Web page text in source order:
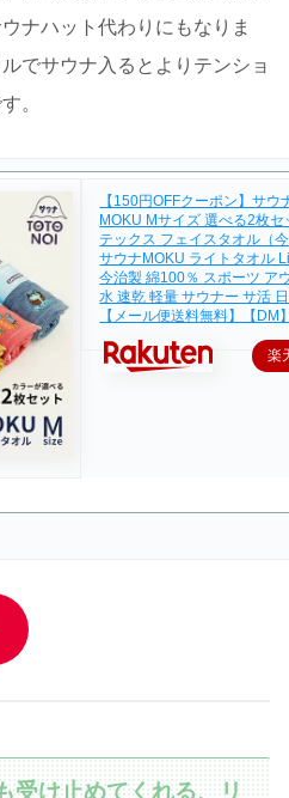
ナハット代わりにもなりま
でサウナ入るとよりテンショ
。
【150円OFFクーポン】サウ
MOKU Mサイズ 選べる2枚セ
テックス フェイスタオル（
サウナMOKU ライトタオル
今治製 綿100％ スポーツ ア
水 速乾 軽量 サウナー サ活
【メール便送料無料】【DM
楽
受け止めてくれる、リ